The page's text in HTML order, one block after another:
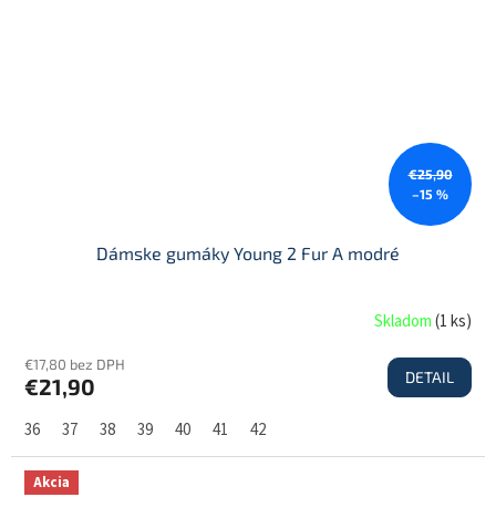
€25,90
–15 %
Dámske gumáky Young 2 Fur A modré
Skladom(1 ks)
€17,80 bez DPH
€21,90 DETAIL
36 37 38 39 40 41 42
Akcia